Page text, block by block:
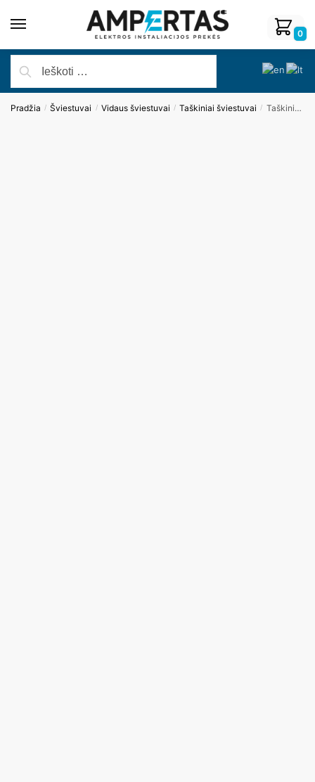
0
Pradžia / Šviestuvai / Vidaus šviestuvai / Taškiniai šviestuvai / Taškinis šviestuvas BELLATRIX H0116